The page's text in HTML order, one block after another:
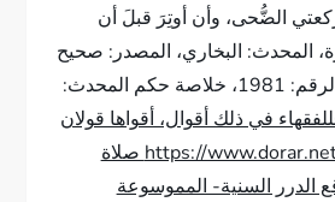
الضُّحى، وأن أوتِرَ قبلَ أن
المحدث: البخاري، المصدر: صحيح
المحدث:
في ذلك أقوال، أقواها قولان
هما:[https://www.dorar.net/feqhia/1261 صلاة
الدرر السنية- المموسوعة